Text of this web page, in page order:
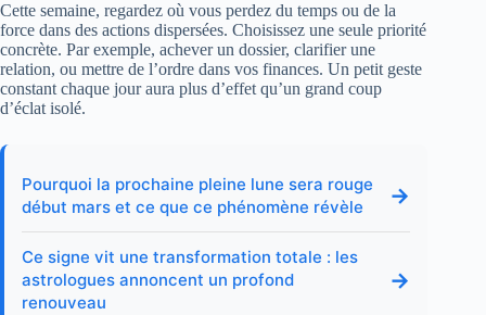
Cette semaine, regardez où vous perdez du temps ou de la
force dans des actions dispersées. Choisissez une seule priorité
concrète. Par exemple, achever un dossier, clarifier une
relation, ou mettre de l’ordre dans vos finances. Un petit geste
constant chaque jour aura plus d’effet qu’un grand coup
d’éclat isolé.
Pourquoi la prochaine pleine lune sera rouge
début mars et ce que ce phénomène révèle
→
Ce signe vit une transformation totale : les
astrologues annoncent un profond
renouveau
→